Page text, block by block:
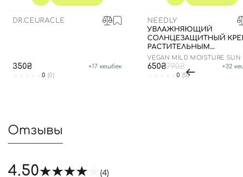
DR.CEURACLE
350₴ +17 кешбек
0 (0)
NEEDLY
УВЛАЖНЯЮЩИЙ
СОЛНЦЕЗАЩИТНЫЙ
РАСТИТЕЛЬНЫМ
СКВАЛАНОМ, 50 МЛ
VEGAN MILD MOISTURE SUN
50+ PA++++
650₴790₴ +32
0 (0)
Отзывы
4.50 (4)